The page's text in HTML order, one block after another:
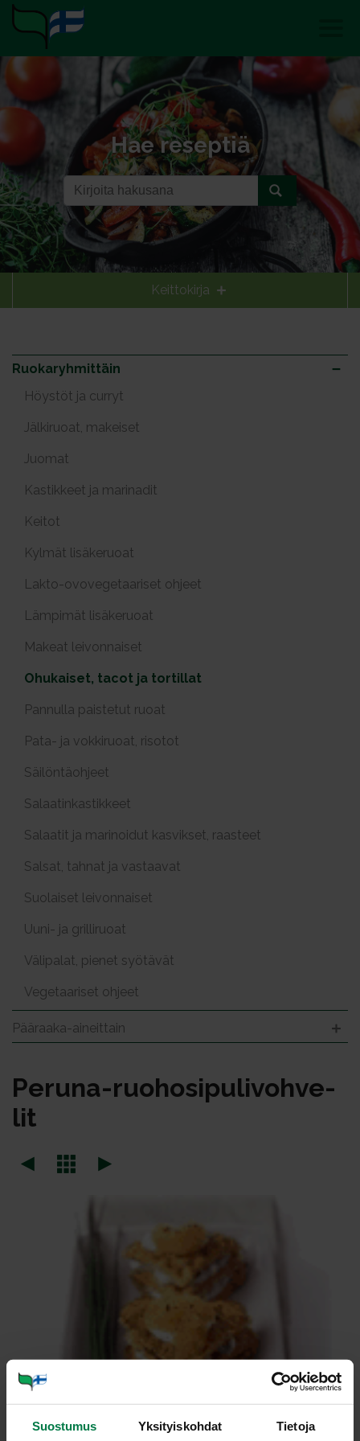
Suostumus Yksityiskohdat Tietoja
Hae reseptiä
Keittokirja
Ruokaryhmittäin
Höystöt ja curryt
Jälkiruoat, makeiset
Juomat
Kastikkeet ja marinadit
Keitot
Kylmät lisäkeruoat
Lakto-ovovegetaariset ohjeet
Lämpimät lisäkeruoat
Makeat leivonnaiset
Ohukaiset, tacot ja tortillat
Pannulla paistetut ruoat
Pata- ja vokkiruoat, risotot
Säilöntäohjeet
Salaatinkastikkeet
Salaatit ja marinoidut kasvikset, raasteet
Salsat, tahnat ja vastaavat
Suolaiset leivonnaiset
Uuni- ja grilliruoat
Välipalat, pienet syötävät
Vegetaariset ohjeet
Pääraaka-aineittain
Pe­ru­na-ruo­ho­si­pu­li­voh­ve­
lit